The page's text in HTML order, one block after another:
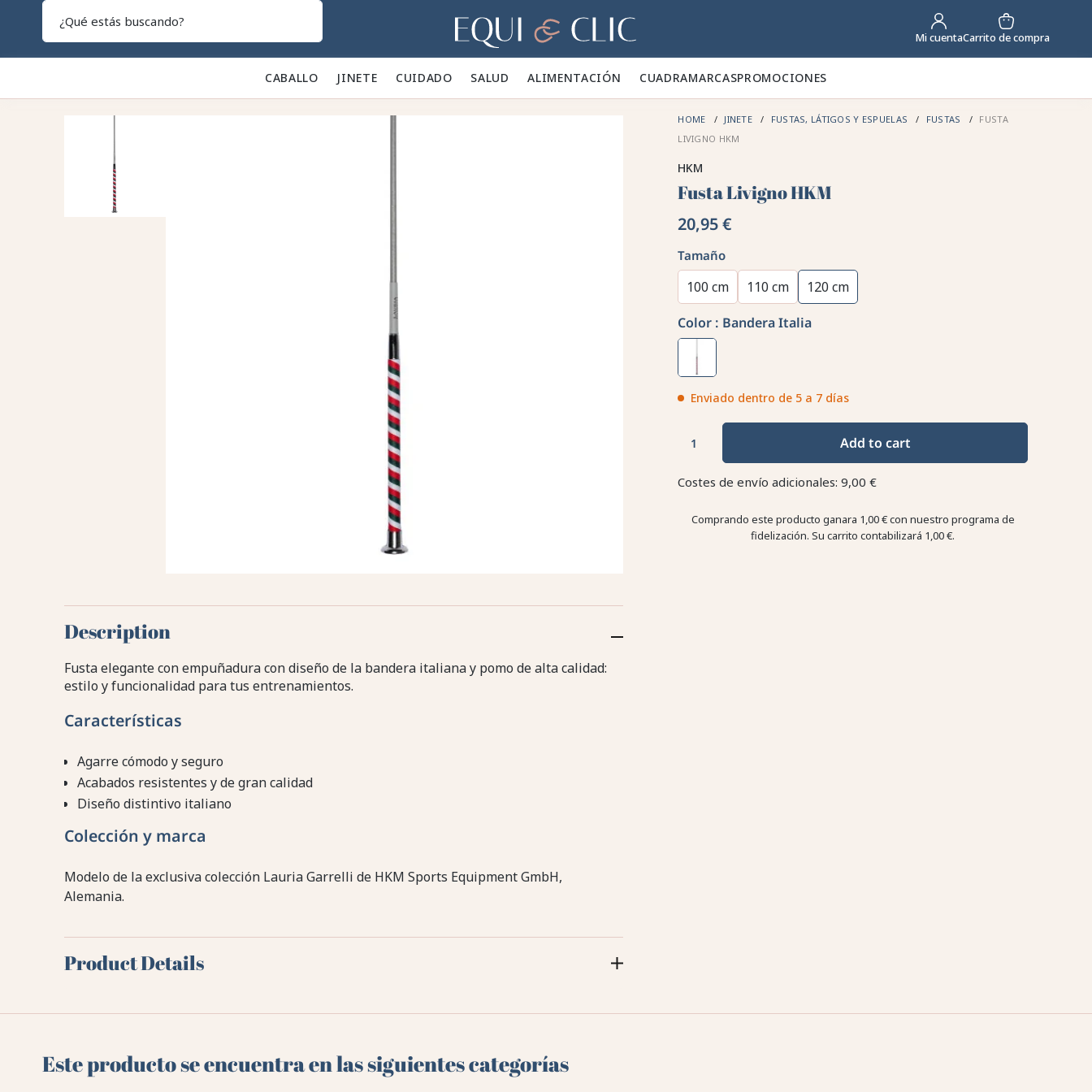
Hogar Mi cuentaCarrito de compra
CABALLO 🐎 JINETE 👕 CUIDADO 🪮 SALUD ✨ALIMENTACIÓN 🥕 CUADRAMARCASPROMOCIONES
HOME JINETE FUSTAS, LÁTIGOS Y ESPUELAS FUSTAS
FUSTA
LIVIGNO HKM
HKM
Fusta Livigno HKM
20,95 €
Tamaño
100 cm 110 cm
120 cm
Color : Bandera Italia
Enviado dentro de 5 a 7 días
Add to cart
Costes de envío adicionales: 9,00 €
Comprando este producto ganara 1,00 €con nuestro programa de
fidelización. Su carrito contabilizará 1,00 €.
Description
Fusta elegante con empuñadura con diseño de la bandera italiana y pomo de alta calidad:
estilo y funcionalidad para tus entrenamientos.
Características
Agarre cómodo y seguro
Acabados resistentes y de gran calidad
Diseño distintivo italiano
Colección y marca
Modelo de la exclusiva colección Lauria Garrelli de HKM Sports Equipment GmbH,
Alemania.
Product Details
Este producto se encuentra en las siguientes categorías